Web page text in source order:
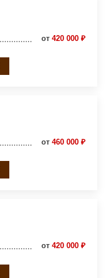
от 420 000 ₽
от 460 000 ₽
от 420 000 ₽